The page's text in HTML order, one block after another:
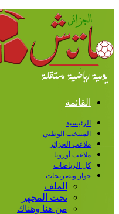
القائمة
الرئيسية
المنتخب الوطني
ملاعب الجزائر
ملاعب أوروبا
كل الرياضات
حوار وتصريحات
الملف
تحت المجهر
من هنا وهناك